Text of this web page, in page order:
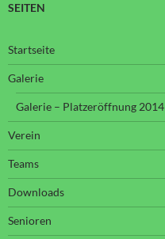
SEITEN
Startseite
Galerie
Galerie – Platzeröffnung 2014
Verein
Teams
Downloads
Senioren